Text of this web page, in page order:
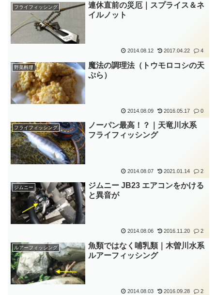
フライフィッシング
連休直前の災厄｜スプライス＆ネ
イルノット
2014.08.12 2017.04.22 4
野菜料理
魔法の調理法（トウモロコシの天
ぷら）
2014.08.09 2016.05.17 0
フライフィッシング
ノーパン最高！？｜天竜川水系
フライフィッシング
2014.08.07 2021.01.14 2
ジムニー
ジムニー JB23 エアコンをかける
と異音が
2014.08.06 2016.11.20 2
ルアーフィッシング
魚類ではなく哺乳類｜木曽川水系
ルアーフィッシング
2014.08.03 2016.09.28 2